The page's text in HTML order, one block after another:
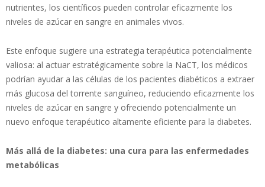
nutrientes, los científicos pueden controlar eficazmente los
niveles de azúcar en sangre en animales vivos.
Este enfoque sugiere una estrategia terapéutica potencialmente
valiosa: al actuar estratégicamente sobre la NaCT, los médicos
podrían ayudar a las células de los pacientes diabéticos a extraer
más glucosa del torrente sanguíneo, reduciendo eficazmente los
niveles de azúcar en sangre y ofreciendo potencialmente un
nuevo enfoque terapéutico altamente eficiente para la diabetes.
Más allá de la diabetes: una cura para las enfermedades
metabólicas